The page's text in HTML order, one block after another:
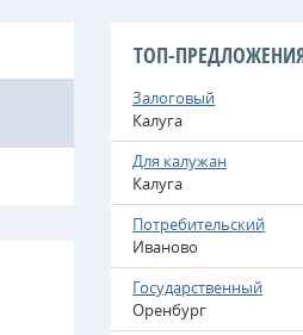
ТОП-
Залоговый
Калуга
Для калужан
Калуга
Потребительский
Иваново
Государственный
Оренбург